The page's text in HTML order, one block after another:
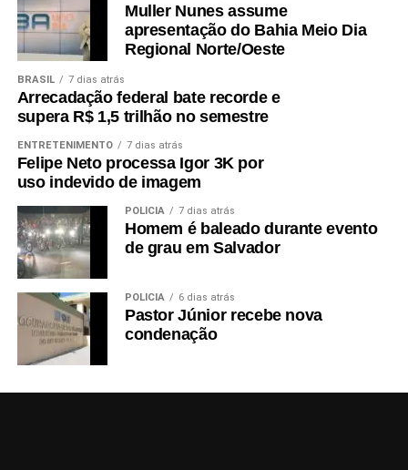
Muller Nunes assume
apresentação do Bahia Meio Dia
Regional Norte/Oeste
BRASIL 7 dias atrás
Arrecadação federal bate recorde e
supera R$ 1,5 trilhão no semestre
ENTRETENIMENTO 7 dias atrás
Felipe Neto processa Igor 3K por
uso indevido de imagem
POLÍCIA 7 dias atrás
Homem é baleado durante evento
de grau em Salvador
POLÍCIA 6 dias atrás
Pastor Júnior recebe nova
condenação